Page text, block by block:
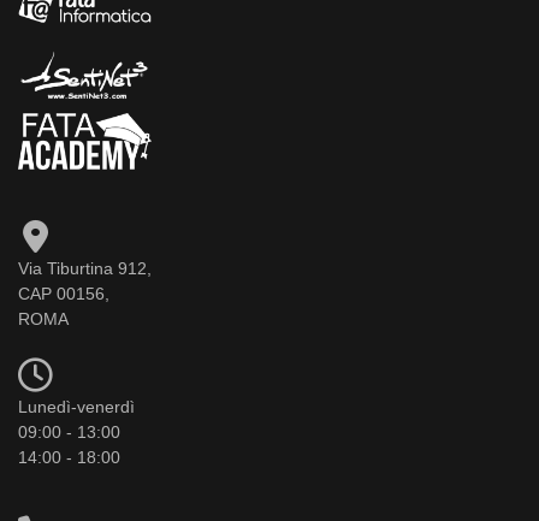
Via Tiburtina 912,
CAP 00156,
ROMA
Lunedì-venerdì
09:00 - 13:00
14:00 - 18:00